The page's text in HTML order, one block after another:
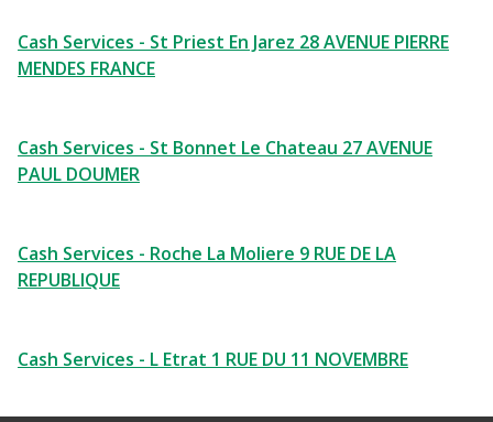
Cash Services - St Priest En Jarez 28 AVENUE PIERRE
MENDES FRANCE
Cash Services - St Bonnet Le Chateau 27 AVENUE
PAUL DOUMER
Cash Services - Roche La Moliere 9 RUE DE LA
REPUBLIQUE
Cash Services - L Etrat 1 RUE DU 11 NOVEMBRE